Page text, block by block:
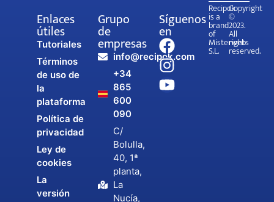
Enlaces
útiles
Tutoriales
Términos
de uso de
la
plataforma
Política de
privacidad
Ley de
cookies
La
versión
Grupo
de
empresas
info@recipok.com
+34
865
600
090
C/
Bolulla,
40, 1ª
planta,
La
Nucía,
Síguenos
en
Recipok
is a
brand
of
Misterweb
S.L.
Copyright
©
2023.
All
rights
reserved.